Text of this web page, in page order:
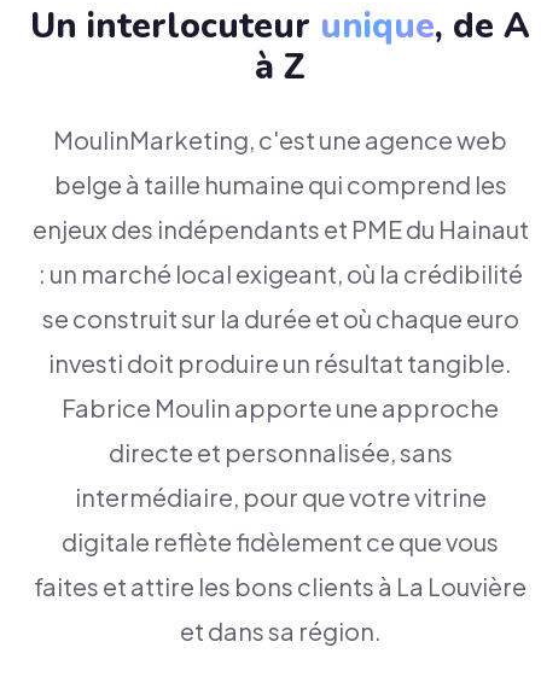
Un interlocuteur unique, de A
à Z
MoulinMarketing, c'est une agence web
belge à taille humaine qui comprend les
enjeux des indépendants et PME du Hainaut
: un marché local exigeant, où la crédibilité
se construit sur la durée et où chaque euro
investi doit produire un résultat tangible.
Fabrice Moulin apporte une approche
directe et personnalisée, sans
intermédiaire, pour que votre vitrine
digitale reflète fidèlement ce que vous
faites et attire les bons clients à La Louvière
et dans sa région.